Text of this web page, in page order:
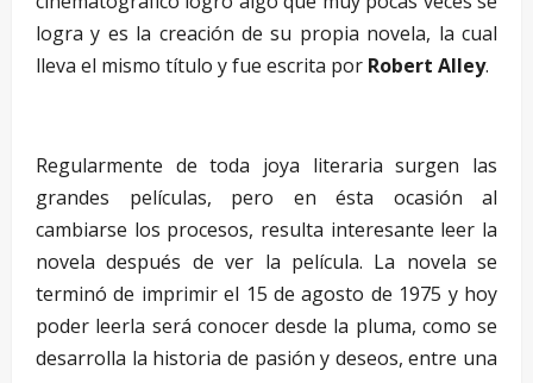
logra y es la creación de su propia novela, la cual
lleva el mismo título y fue escrita por Robert Alley.
Regularmente de toda joya literaria surgen las
grandes películas, pero en ésta ocasión al
cambiarse los procesos, resulta interesante leer la
novela después de ver la película. La novela se
terminó de imprimir el 15 de agosto de 1975 y hoy
poder leerla será conocer desde la pluma, como se
desarrolla la historia de pasión y deseos, entre una